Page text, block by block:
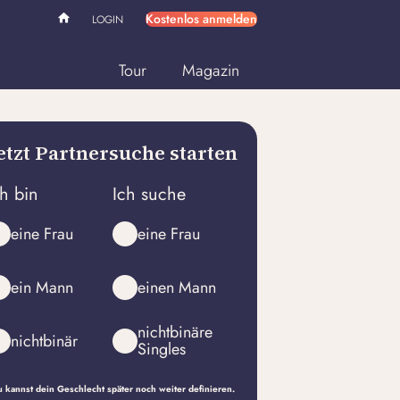
LOGIN Kostenlos anmelden
Tour Magazin
Partnersuche starten
bin
eine Frau
ein Mann
nichtbinär
Ich suche
eine Frau
einen Mann
nichtbinäre
Singles
kannst dein Geschlecht später noch weiter definieren.